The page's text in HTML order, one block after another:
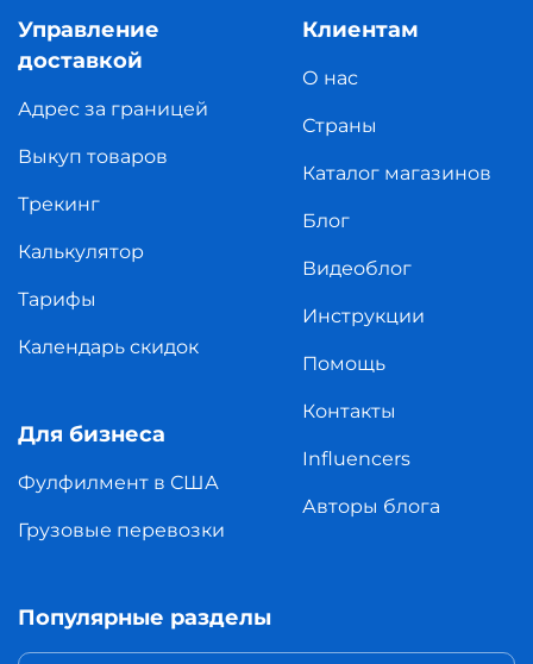
Управление
доставкой
Адрес за границей
Выкуп товаров
Трекинг
Калькулятор
Тарифы
Календарь скидок
Для бизнеса
Фулфилмент в США
Грузовые перевозки
Клиентам
О нас
Страны
Каталог магазинов
Блог
Видеоблог
Инструкции
Помощь
Контакты
Influencers
Авторы блога
Популярные разделы